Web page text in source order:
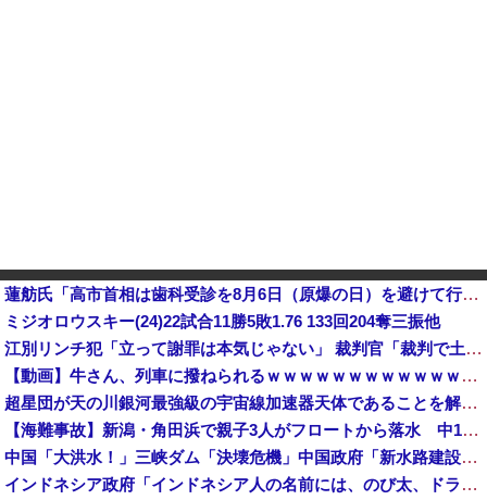
蓮舫氏「高市首相は歯科受診を8月6日（原爆の日）を避けて行くべきお立場ではないでしょうか」
ミジオロウスキー(24)22試合11勝5敗1.76 133回204奪三振他
江別リンチ犯「立って謝罪は本気じゃない」 裁判官「裁判で土下座してないキミは本気じゃないな」
【動画】牛さん、列車に撥ねられるｗｗｗｗｗｗｗｗｗｗｗｗｗｗｗｗｗｗｗｗ
超星団が天の川銀河最強級の宇宙線加速器天体であることを解明…岐阜大！
【海難事故】新潟・角田浜で親子3人がフロートから落水 中1の娘（13）と小3の息子（8）が死亡 3人とも救命胴衣着用せず
中国「大洪水！」三峡ダム「決壊危機」中国政府「新水路建設！（三峡新水路」現場職員「内部情報公開！（失踪」湖南省「三峡放流情報（画像」台風13号「三峡接近」→
インドネシア政府「インドネシア人の名前には、のび太、ドラえもん、スネ夫、ナルト、しんちゃんなどあります」